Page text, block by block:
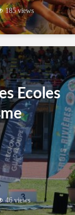
185 views
Ecoles
46 views